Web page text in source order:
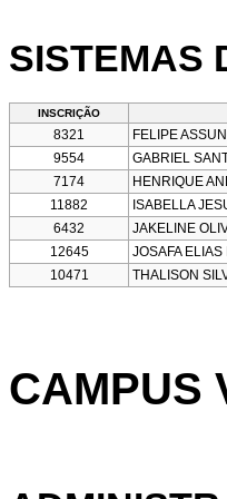
SISTEMAS
INSCRIÇÃO
8321
FELIPE
9554
GABRIEL
7174
HENRIQUE
11882
ISABELLA
6432
JAKELINE
12645
JOSAFA
10471
THALISON
CAMPUS